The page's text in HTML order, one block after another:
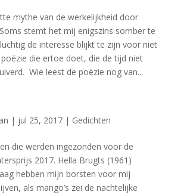
mythe van de werkelijkheid door
stemt het mij enigszins somber te
de interesse blijkt te zijn voor niet
die ertoe doet, die de tijd niet
Wie leest de poëzie nog van...
| jul 25, 2017| Gedichten
die werden ingezonden voor de
2017. Hella Brugts (1961)
hebben mijn borsten voor mij
als mango’s zei de nachtelijke